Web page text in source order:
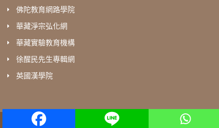
佛陀教育網路學院
華藏淨宗弘化網
華藏實驗教育機構
徐醒民先生專輯網
英國漢學院
amtb © All Rights Reserved